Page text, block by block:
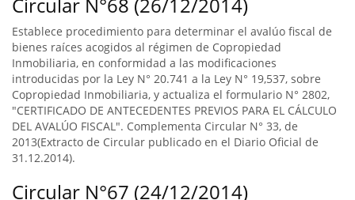
Establece procedimiento para determinar el avalúo fiscal de
bienes raíces acogidos al régimen de Copropiedad
Inmobiliaria, en conformidad a las modificaciones
introducidas por la Ley N° 20.741 a la Ley N° 19,537, sobre
Copropiedad Inmobiliaria, y actualiza el formulario N° 2802,
"CERTIFICADO DE ANTECEDENTES PREVIOS PARA EL CÁLCULO
DEL AVALÚO FISCAL". Complementa Circular N° 33, de
2013(Extracto de Circular publicado en el Diario Oficial de
31.12.2014).
Circular N°67 (24/12/2014)